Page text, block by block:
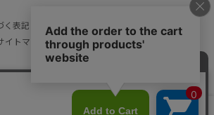
く表記 プライバシーポリシー
会社概要
イトマップ リクルート ご利用ガイド
CO.,LTD. ALL RIGHTS RESERVED.